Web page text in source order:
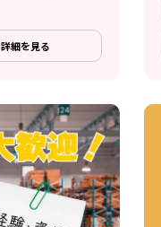
詳細を見る